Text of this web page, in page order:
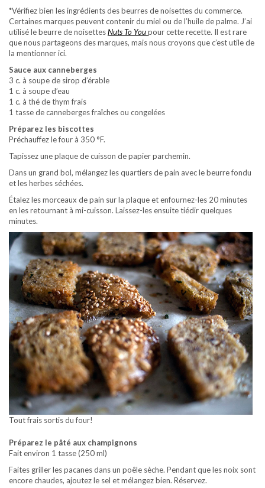
*Vérifiez bien les ingrédients des beurres de noisettes du commerce.
Certaines marques peuvent contenir du miel ou de l’huile de palme. J’ai
utilisé le beurre de noisettesNuts To Youpour cette recette. Il est rare
que nous partageons des marques, mais nous croyons que c’est utile de
la mentionner ici.
Sauce aux canneberges
3 c. à soupe de sirop d’érable
1 c. à soupe d’eau
1 c. à thé de thym frais
1 tasse de canneberges fraîches ou congelées
Préparez les biscottes
Préchauffez le four à 350 °F.
Tapissez une plaque de cuisson de papier parchemin.
Dans un grand bol, mélangez les quartiers de pain avec le beurre fondu
et les herbes séchées.
Étalez les morceaux de pain sur la plaque et enfournez-les 20 minutes
en les retournant à mi-cuisson. Laissez-les ensuite tiédir quelques
minutes.
Tout frais sortis du four!
Préparez le pâté aux champignons
Fait environ 1 tasse (250 ml)
Faites griller les pacanes dans un poêle sèche. Pendant que les noix sont
encore chaudes, ajoutez le sel et mélangez bien. Réservez.